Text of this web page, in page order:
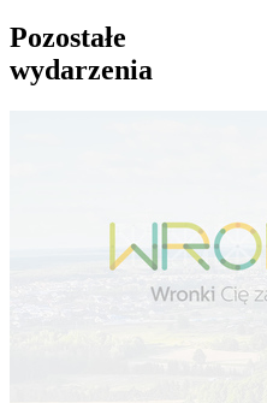
Pozostałe
wydarzenia